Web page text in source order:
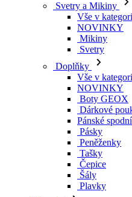
Svetry a Mikiny
Vše v
NOVINKY
Mikiny
Svetry
Doplňky
Vše v
NOVINKY
Boty GEOX
Dárkové
Pánské
Pásky
Peněženky
Tašky
Čepice
Šály
Plavky